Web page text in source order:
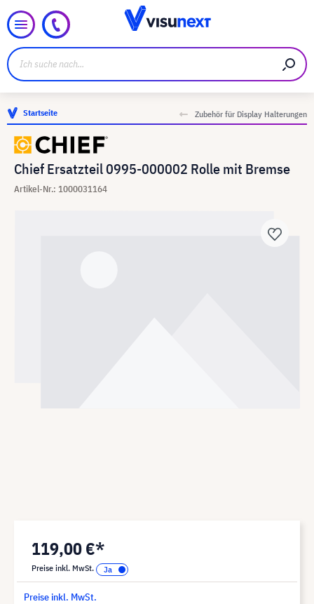
Startseite Zubehör für Display Halterungen
Chief Ersatzteil 0995-000002 Rolle mit Bremse
Artikel-Nr.: 1000031164
119,00 €*
Preise inkl. MwSt.
Preise inkl. MwSt.